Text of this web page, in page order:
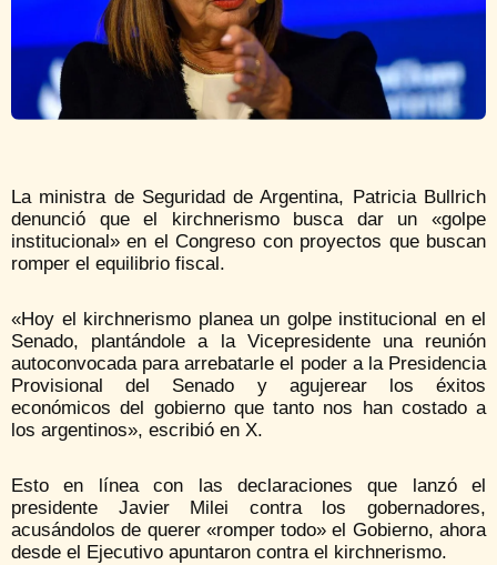
La ministra de Seguridad de Argentina, Patricia Bullrich
denunció que el kirchnerismo busca dar un «golpe
institucional» en el Congreso con proyectos que buscan
romper el equilibrio fiscal.
«Hoy el kirchnerismo planea un golpe institucional en el
Senado, plantándole a la Vicepresidente una reunión
autoconvocada para arrebatarle el poder a la Presidencia
Provisional del Senado y agujerear los éxitos
económicos del gobierno que tanto nos han costado a
los argentinos», escribió en X.
Esto en línea con las declaraciones que lanzó el
presidente Javier Milei contra los gobernadores,
acusándolos de querer «romper todo» el Gobierno, ahora
desde el Ejecutivo apuntaron contra el kirchnerismo.